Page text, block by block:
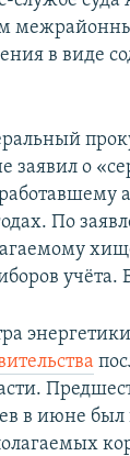
в виде
заявил о
По
учёта.
в июне был